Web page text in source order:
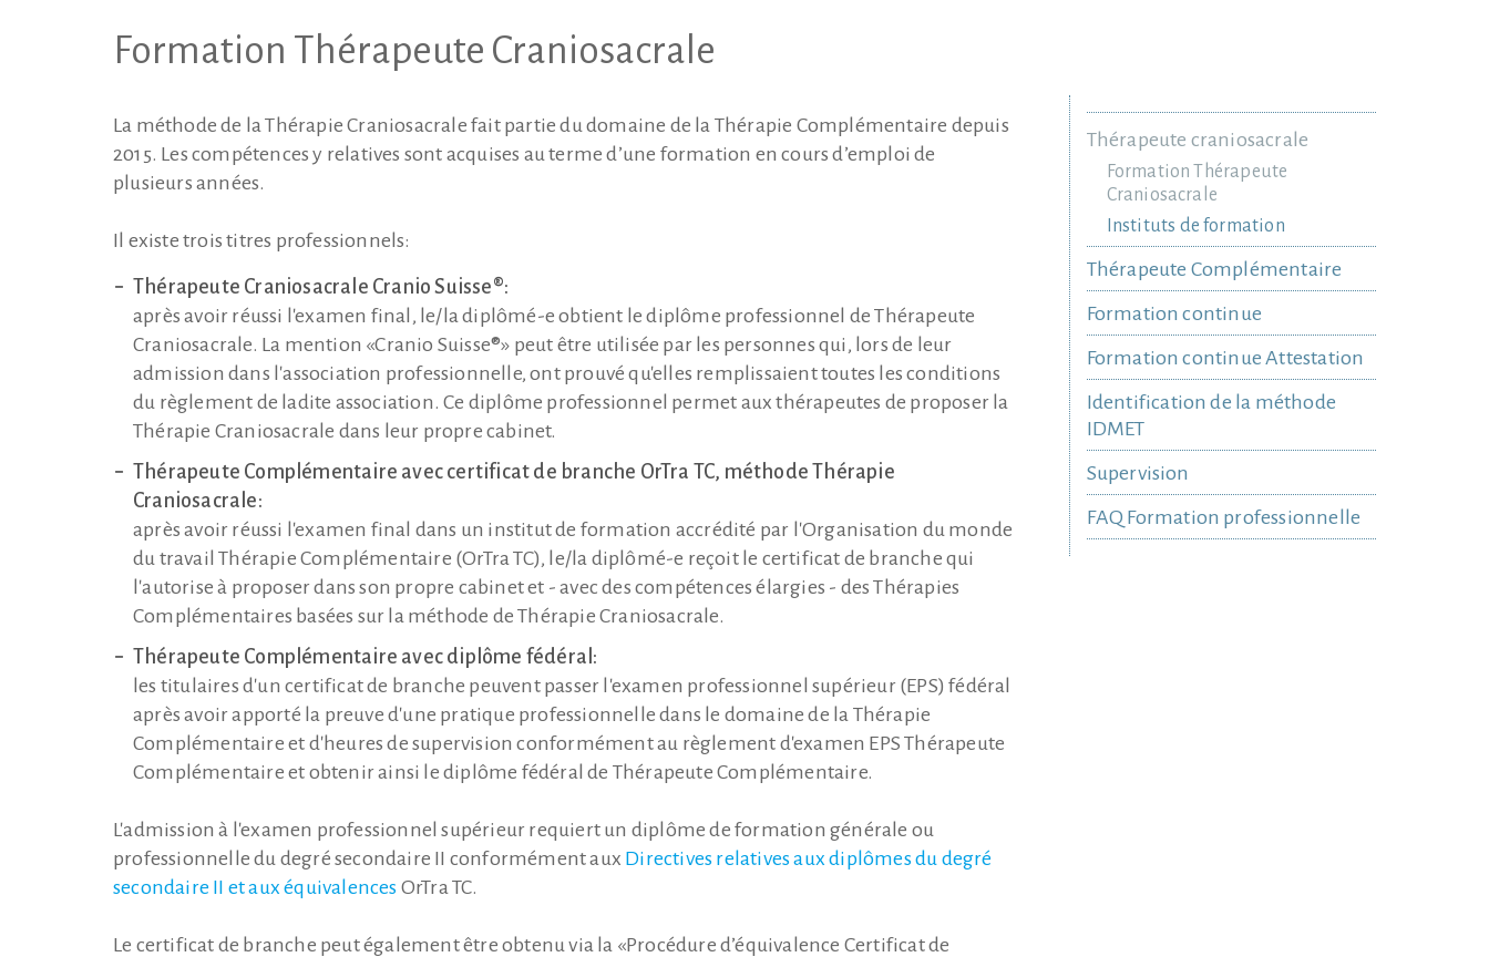
Formation Thérapeute Craniosacrale
La méthode de la Thérapie Craniosacrale fait partie du domaine de la Thérapie Complémentaire depuis
2015. Les compétences y relatives sont acquises au terme d’une formation en cours d’emploi de
plusieurs années.
Il existe trois titres professionnels:
Thérapeute Craniosacrale Cranio Suisse®:
après avoir réussi l'examen final, le/la diplômé-e obtient le diplôme professionnel de Thérapeute
Craniosacrale. La mention «Cranio Suisse®» peut être utilisée par les personnes qui, lors de leur
admission dans l'association professionnelle, ont prouvé qu'elles remplissaient toutes les conditions
du règlement de ladite association. Ce diplôme professionnel permet aux thérapeutes de proposer la
Thérapie Craniosacrale dans leur propre cabinet.
Thérapeute Complémentaire avec certificat de branche OrTra TC, méthode Thérapie
Craniosacrale:
après avoir réussi l'examen final dans un institut de formation accrédité par l'Organisation du monde
du travail Thérapie Complémentaire (OrTra TC), le/la diplômé-e reçoit le certificat de branche qui
l'autorise à proposer dans son propre cabinet et - avec des compétences élargies - des Thérapies
Complémentaires basées sur la méthode de Thérapie Craniosacrale.
Thérapeute Complémentaire avec diplôme fédéral:
les titulaires d'un certificat de branche peuvent passer l'examen professionnel supérieur (EPS) fédéral
après avoir apporté la preuve d'une pratique professionnelle dans le domaine de la Thérapie
Complémentaire et d'heures de supervision conformément au règlement d'examen EPS Thérapeute
Complémentaire et obtenir ainsi le diplôme fédéral de Thérapeute Complémentaire.
L'admission à l'examen professionnel supérieur requiert un diplôme de formation générale ou
professionnelle du degré secondaire II conformément aux Directives relatives aux diplômes du degré
secondaire II et aux équivalences OrTra TC.
Le certificat de branche peut également être obtenu via la «Procédure d’équivalence Certificat de
Thérapeute craniosacrale
Formation Thérapeute
Craniosacrale
Instituts de formation
Thérapeute Complémentaire
Formation continue
Formation continue Attestation
Identification de la méthode
IDMET
Supervision
FAQ Formation professionnelle